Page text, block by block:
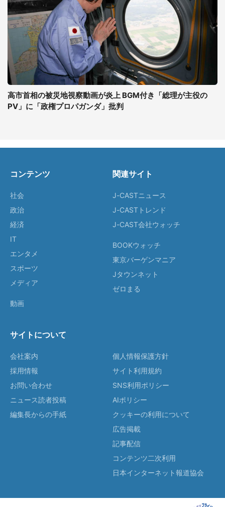
高市首相の被災地視察動画が炎上 BGM付き「総理が主役の
PV」に「政権プロパガンダ」批判
コンテンツ
社会
政治
経済
IT
エンタメ
スポーツ
メディア
動画
関連サイト
J-CASTニュース
J-CASTトレンド
J-CAST会社ウォッチ
BOOKウォッチ
東京バーゲンマニア
Jタウンネット
ゼロまる
サイトについて
会社案内
採用情報
お問い合わせ
ニュース読者投稿
編集長からの手紙
個人情報保護方針
サイト利用規約
SNS利用ポリシー
AIポリシー
クッキーの利用について
広告掲載
記事配信
コンテンツ二次利用
日本インターネット報道協会